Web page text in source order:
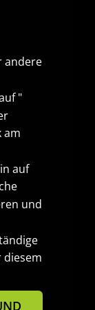
andere
"
am
auf
und
diesem